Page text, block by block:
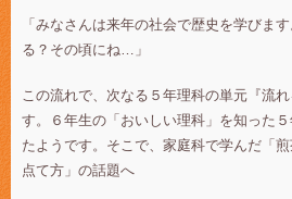
「みなさんは来年の社会で歴史を学びま
る？その頃にね…」
この流れで、次なる５年理科の単元『流
す。６年生の「おいしい理科」を知った
たようです。そこで、家庭科で学んだ「
点て方」の話題へ